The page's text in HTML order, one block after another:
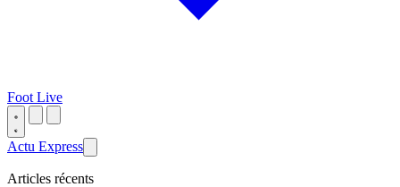
Foot Live
Actu Express
Articles récents